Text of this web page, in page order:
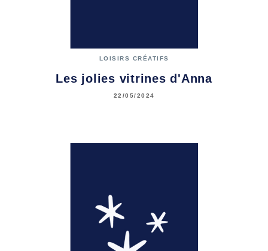
LOISIRS CRÉATIFS
Les jolies vitrines d'Anna
22/05/2024